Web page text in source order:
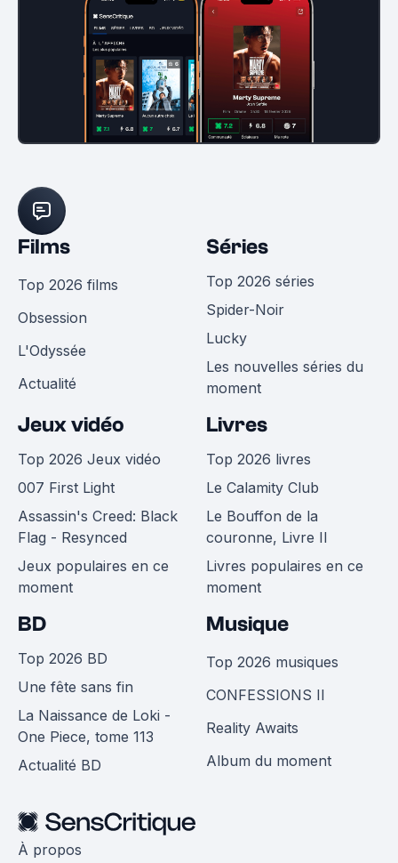
Films
Top 2026 films
Obsession
L'Odyssée
Actualité
Séries
Top 2026 séries
Spider-Noir
Lucky
Les nouvelles séries du
moment
Jeux vidéo
Top 2026 Jeux vidéo
007 First Light
Assassin's Creed: Black
Flag - Resynced
Jeux populaires en ce
moment
Livres
Top 2026 livres
Le Calamity Club
Le Bouffon de la
couronne, Livre II
Livres populaires en ce
moment
BD
Top 2026 BD
Une fête sans fin
La Naissance de Loki -
One Piece, tome 113
Actualité BD
Musique
Top 2026 musiques
CONFESSIONS II
Reality Awaits
Album du moment
À propos